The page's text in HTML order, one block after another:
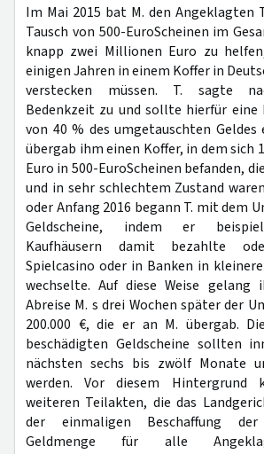
Im Mai 2015 bat M. den Angeklagten
Tausch von 500-EuroScheinen im
knapp zwei Millionen Euro zu
einigen Jahren in einem Koffer in
verstecken müssen. T. sagte
Bedenkzeit zu und sollte hierfür eine
von 40 % des umgetauschten Geldes
übergab ihm einen Koffer, in dem sich
Euro in 500-EuroScheinen befanden,
und in sehr schlechtem Zustand
oder Anfang 2016 begann T. mit dem
Geldscheine, indem er
Kaufhäusern damit bezahlte
Spielcasino oder in Banken in
wechselte. Auf diese Weise gelang
Abreise M. s drei Wochen später der
200.000 €, die er an M. übergab.
beschädigten Geldscheine sollten
nächsten sechs bis zwölf Monate
werden. Vor diesem Hintergrund
weiteren Teilakten, die das
der einmaligen Beschaffung der
Geldmenge für alle